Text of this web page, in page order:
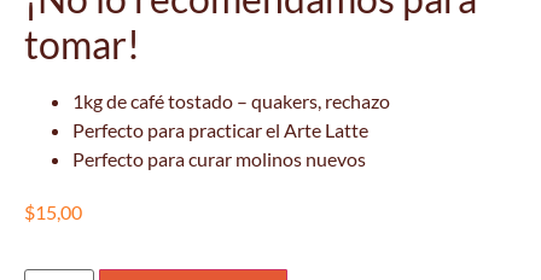
tomar!
1kg de café tostado – quakers, rechazo
Perfecto para practicar el Arte Latte
Perfecto para curar molinos nuevos
$15,00